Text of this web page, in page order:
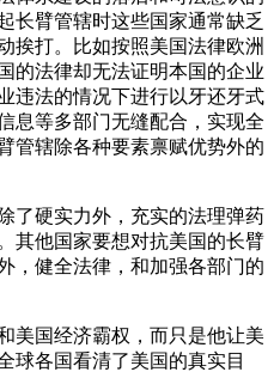
长臂管辖时这些国家通常缺乏
挨打。比如按照美国法律欧洲
的法律却无法证明本国的企业
违法的情况下进行以牙还牙式
息等多部门无缝配合，实现全
管辖除各种要素禀赋优势外的
了硬实力外，充实的法理弹药
其他国家要想对抗美国的长臂
，健全法律，和加强各部门的
美国经济霸权，而只是他让美
球各国看清了美国的真实目